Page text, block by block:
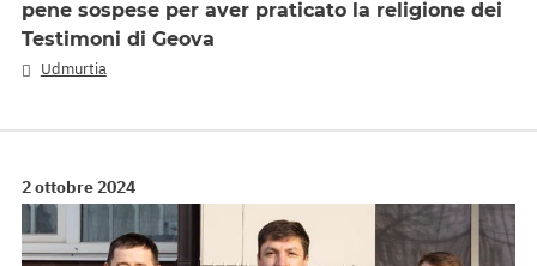
pene sospese per aver praticato la religione dei
Testimoni di Geova
Udmurtia
2 ottobre 2024